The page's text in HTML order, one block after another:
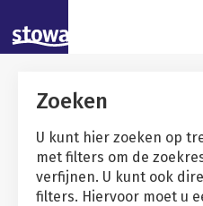
Skip to main content
Skip to main nav
Skip to zoekresultaten filter
Zoeken
U kunt hier zoeken op
met filters om de
verfijnen. U kunt ook
filters. Hiervoor moet u